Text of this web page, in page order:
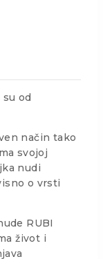
od
način tako
svojoj
nudi
o vrsti
RUBI
život i